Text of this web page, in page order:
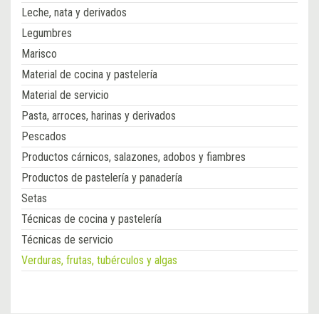
Leche, nata y derivados
Legumbres
Marisco
Material de cocina y pastelería
Material de servicio
Pasta, arroces, harinas y derivados
Pescados
Productos cárnicos, salazones, adobos y fiambres
Productos de pastelería y panadería
Setas
Técnicas de cocina y pastelería
Técnicas de servicio
Verduras, frutas, tubérculos y algas